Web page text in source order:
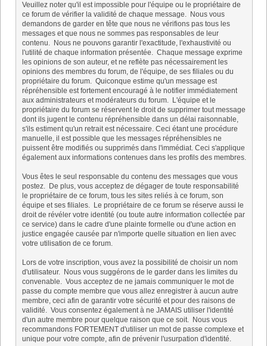
Veuillez noter qu'il est impossible pour l'équipe ou le propriétaire de
ce forum de vérifier la validité de chaque message. Nous vous
demandons de garder en tête que nous ne vérifions pas tous les
messages et que nous ne sommes pas responsables de leur
contenu. Nous ne pouvons garantir l'exactitude, l'exhaustivité ou
l'utilité de chaque information présentée. Chaque message exprime
les opinions de son auteur, et ne reflète pas nécessairement les
opinions des membres du forum, de l'équipe, de ses filiales ou du
propriétaire du forum. Quiconque estime qu'un message est
répréhensible est fortement encouragé à le notifier immédiatement
aux administrateurs et modérateurs du forum. L'équipe et le
propriétaire du forum se réservent le droit de supprimer tout message
dont ils jugent le contenu répréhensible dans un délai raisonnable,
s'ils estiment qu'un retrait est nécessaire. Ceci étant une procédure
manuelle, il est possible que les messages répréhensibles ne
puissent être modifiés ou supprimés dans l'immédiat. Ceci s'applique
également aux informations contenues dans les profils des membres.
Vous êtes le seul responsable du contenu des messages que vous
postez. De plus, vous acceptez de dégager de toute responsabilité
le propriétaire de ce forum, tous les sites reliés à ce forum, son
équipe et ses filiales. Le propriétaire de ce forum se réserve aussi le
droit de révéler votre identité (ou toute autre information collectée par
ce service) dans le cadre d'une plainte formelle ou d'une action en
justice engagée causée par n'importe quelle situation en lien avec
votre utilisation de ce forum.
Lors de votre inscription, vous avez la possibilité de choisir un nom
d'utilisateur. Nous vous suggérons de le garder dans les limites du
convenable. Vous acceptez de ne jamais communiquer le mot de
passe du compte membre que vous allez enregistrer à aucun autre
membre, ceci afin de garantir votre sécurité et pour des raisons de
validité. Vous consentez également à ne JAMAIS utiliser l'identité
d'un autre membre pour quelque raison que ce soit. Nous vous
recommandons FORTEMENT d'utiliser un mot de passe complexe et
unique pour votre compte, afin de prévenir l'usurpation d'identité.